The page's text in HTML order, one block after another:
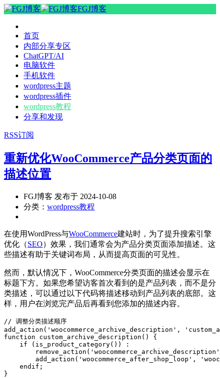
FGJ博客
首页
内部分享专区
ChatGPT/AI
电脑软件
手机软件
wordpress主题
wordpress插件
wordpress教程
分享和发现
RSS订阅
重新优化WooCommerce产品分类页面的
描述位置
FGJ博客 发布于 2024-10-08
分类： wordpress教程
在使用WordPress与WooCommerce建站时，为了提升搜索引擎
优化（SEO）效果，我们通常会为产品分类页面添加描述。这
些描述有助于关键词布局，从而提高页面的可见性。
然而，默认情况下，WooCommerce分类页面的描述会显示在
标题下方。如果您希望访客首次看到的是产品列表，而不是分
类描述，可以通过以下代码将描述移动到产品列表的底部。这
样，用户在浏览完产品后再看到您添加的描述内容。
// 调整分类描述顺序
add_action('woocommerce_archive_description',
function custom_archive_description() {
    if (is_product_category()) :
add_action('woocommerce_after_shop_loop',
    endif;
}